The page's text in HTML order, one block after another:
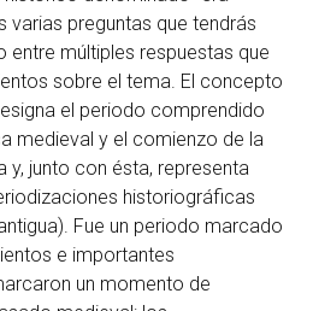
varias preguntas que tendrás
entre múltiples respuestas que
sobre el tema. El concepto
el periodo comprendido
medieval y el comienzo de la
y, junto con ésta, representa
historiográficas
Fue un periodo marcado
e importantes
un momento de